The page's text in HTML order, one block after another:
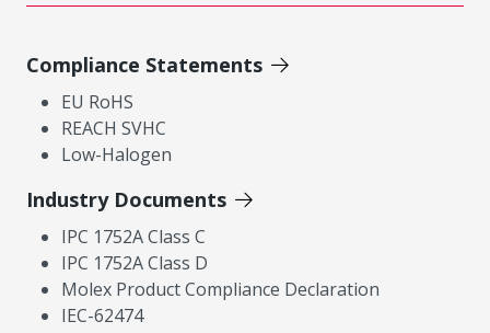
Compliance Statements
EU RoHS
REACH SVHC
Low-Halogen
Industry Documents
IPC 1752A Class C
IPC 1752A Class D
Molex Product Compliance Declaration
IEC-62474